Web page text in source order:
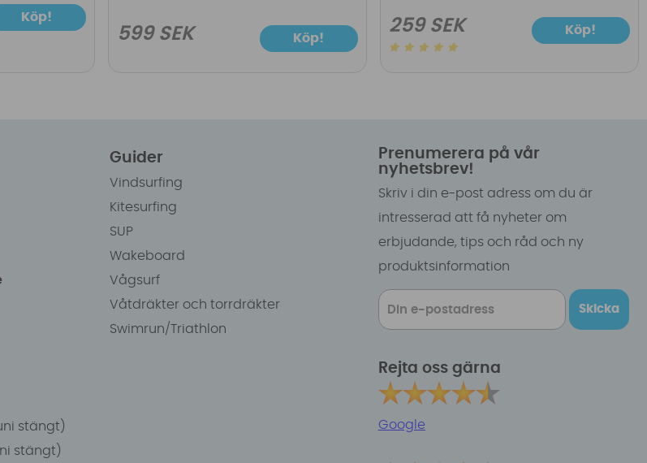
Köp!
599 SEK Köp!
259 SEK Köp!
stängt)
stängt)
Guider
Vindsurfing
Kitesurfing
SUP
Wakeboard
Vågsurf
Våtdräkter och torrdräkter
Swimrun/Triathlon
Prenumerera på vår
nyhetsbrev!
Skriv i din e-post adress om du är
intresserad att få nyheter om
erbjudande, tips och råd och ny
produktsinformation
Skicka
Rejta oss gärna
Google